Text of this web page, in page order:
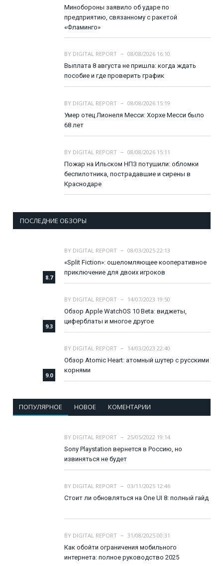
Минобороны заявило об ударе по
предприятию, связанному с ракетой
«Фламинго»
BY DIGITAL REPORT
08/08/2026 16:10
Выплата 8 августа не пришла: когда ждать
пособие и где проверить график
BY DIGITAL REPORT
08/08/2026 15:19
Умер отец Лионеля Месси: Хорхе Месси было
68 лет
BY DIGITAL REPORT
08/08/2026 15:11
Пожар на Ильском НПЗ потушили: обломки
беспилотника, пострадавшие и сирены в
Краснодаре
ПОСЛЕДНИЕ ОБЗОРЫ
8.7
BY DIGITAL REPORT
08/03/2025 22:13
«Split Fiction»: ошеломляющее кооперативное
приключение для двоих игроков
9.3
BY DIGITAL REPORT
14/07/2023 19:50
Обзор Apple WatchOS 10 Beta: виджеты,
циферблаты и многое другое
9.0
BY DIGITAL REPORT
14/03/2023 22:40
Обзор Atomic Heart: атомный шутер с русскими
корнями
ПОПУЛЯРНОЕ НОВОЕ КОМЕНТАРИИ
BY DIGITAL REPORT
25/05/2022 19:14
Sony Playstation вернется в Россию, но
извиняться не будет
BY DIGITAL REPORT
03/11/2025 12:46
Стоит ли обновляться на One UI 8: полный гайд
BY DIGITAL REPORT
31/08/2025 00:31
Как обойти ограничения мобильного
интернета: полное руководство 2025